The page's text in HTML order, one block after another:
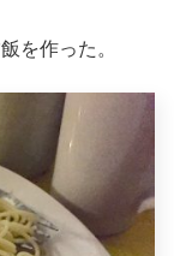
を作った。